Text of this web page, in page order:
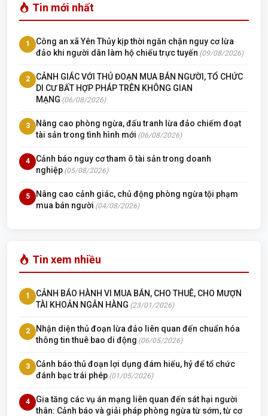
Tin mới nhất
1
Công an xã Yên Thủy kịp thời ngăn chặn nguy cơ lừa
đảo khi người dân làm hộ chiếu trực tuyến (09/08/2026)
2
CẢNH GIÁC VỚI THỦ ĐOẠN MUA BÁN NGƯỜI, TỔ CHỨC
DI CƯ BẤT HỢP PHÁP TRÊN KHÔNG GIAN
MẠNG (06/08/2026)
3
Nâng cao phòng ngừa, đấu tranh lừa đảo chiếm đoạt
tài sản trong tình hình mới (06/08/2026)
4
Cảnh báo nguy cơ tham ô tài sản trong doanh
nghiệp (05/08/2026)
5
Nâng cao cảnh giác, chủ động phòng ngừa tội phạm
mua bán người (04/08/2026)
Tin xem nhiều
1
CẢNH BÁO HÀNH VI MUA BÁN, CHO THUÊ, CHO MƯỢN
TÀI KHOẢN NGÂN HÀNG (23/01/2026)
2
Nhận diện thủ đoạn lừa đảo liên quan đến chuẩn hóa
thông tin thuê bao di động (06/05/2026)
3
Cảnh báo thủ đoạn lợi dụng đám hiếu, hỷ để tổ chức
đánh bạc trái phép (01/05/2026)
4
Gia tăng các vụ án mạng liên quan đến sát hại người
thân: Cảnh báo và giải pháp phòng ngừa từ sớm, từ cơ